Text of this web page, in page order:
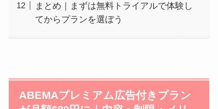
まとめ｜まずは無料トライアルで体験し
てからプランを選ぼう
ABEMAプレミアム広告付きプラン